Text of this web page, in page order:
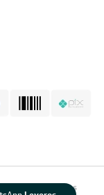
reservados
Fale com a LIA